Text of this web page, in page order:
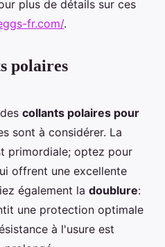
plus de détails sur ces
fr.com/.
polaires
collants polaires pour
sont à considérer. La
primordiale; optez pour
offrent une excellente
également la doublure:
une protection optimale
à l'usure est